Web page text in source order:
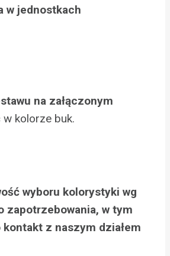
w jednostkach
na załączonym
w kolorze buk.
wyboru kolorystyki wg
zapotrzebowania, w tym
z naszym działem